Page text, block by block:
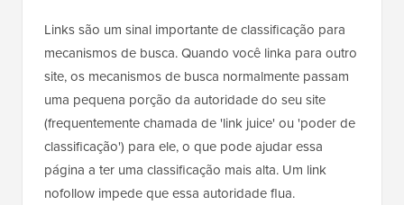
Links são um sinal importante de classificação para
mecanismos de busca. Quando você linka para outro
site, os mecanismos de busca normalmente passam
uma pequena porção da autoridade do seu site
(frequentemente chamada de 'link juice' ou 'poder de
classificação') para ele, o que pode ajudar essa
página a ter uma classificação mais alta. Um link
nofollow impede que essa autoridade flua.